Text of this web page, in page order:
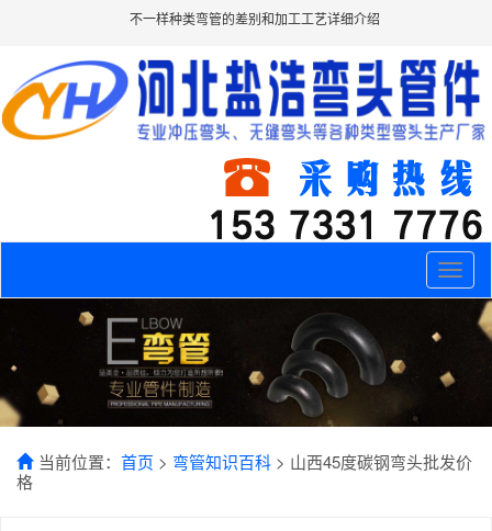
不一样种类弯管的差别和加工工艺详细介绍
Toggle
当前位置： 首页 > 弯管知识百科 > 山西45度碳钢弯头批发价
格